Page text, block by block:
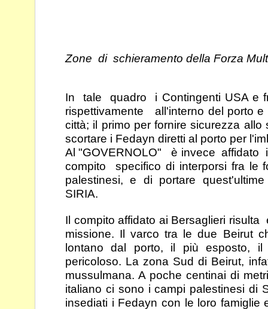
Zone di schieramento della Forza
In tale quadro i Contingenti USA e
rispettivamente all'interno del porto e
città; il primo per fornire sicurezza allo
scortare i Fedayn diretti al porto per
Al "GOVERNOLO" è invece
compito specifico di interporsi fra le
palestinesi, e di portare
SIRIA.
Il compito affidato ai Bersaglieri
missione. Ilvarco tra le due Beirut
lontano dal porto, il piùesposto,
pericoloso. La zona Sud di Beirut,
mussulmana. A poche centinai di
italiano ci sono i campi palestinesi di
insediati i Fedayn con le loro famiglie